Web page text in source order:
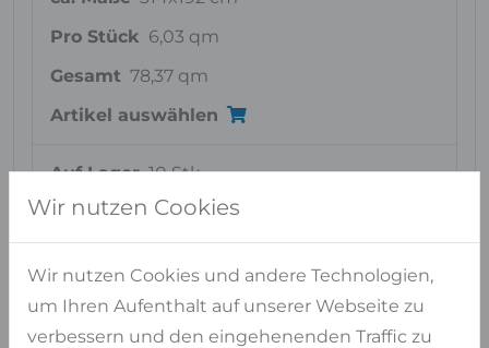
Pro Stück 6,03 qm
Gesamt 78,37 qm
Artikel auswählen
Auf Lager 10 Stk
ca. Maße 314x191 cm
Artikel auswählen
Wir nutzen Cookies
Wir nutzen Cookies und andere Technologien,
um Ihren Aufenthalt auf unserer Webseite zu
verbessern und den eingehenenden Traffic zu